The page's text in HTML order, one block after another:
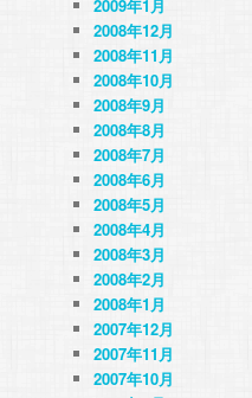
2009年1月
2008年12月
2008年11月
2008年10月
2008年9月
2008年8月
2008年7月
2008年6月
2008年5月
2008年4月
2008年3月
2008年2月
2008年1月
2007年12月
2007年11月
2007年10月